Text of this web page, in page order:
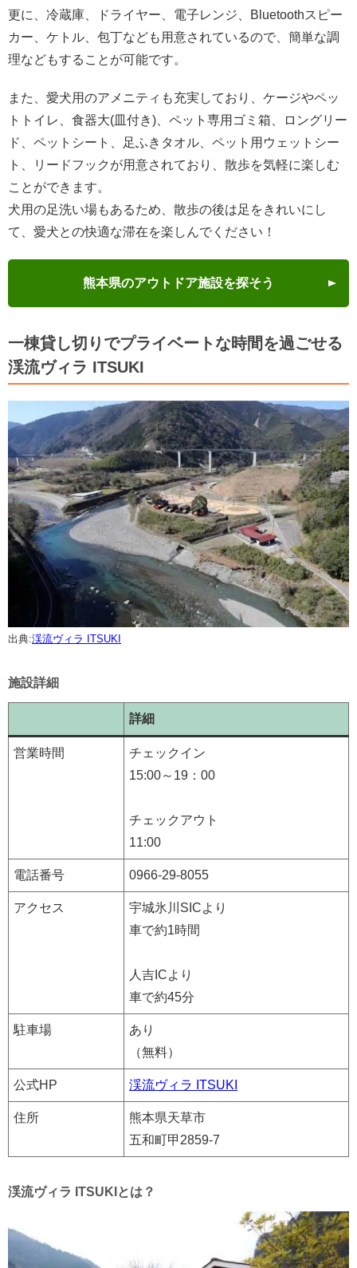
更に、冷蔵庫、ドライヤー、電子レンジ、Bluetoothスピー
カー、ケトル、包丁なども用意されているので、簡単な調
理などもすることが可能です。
また、愛犬用のアメニティも充実しており、ケージやペッ
トトイレ、食器大(皿付き)、ペット専用ゴミ箱、ロングリー
ド、ペットシート、足ふきタオル、ペット用ウェットシー
ト、リードフックが用意されており、散歩を気軽に楽しむ
ことができます。
犬用の足洗い場もあるため、散歩の後は足をきれいにし
て、愛犬との快適な滞在を楽しんでください！
熊本県のアウトドア施設を探そう
一棟貸し切りでプライベートな時間を過ごせる
渓流ヴィラ ITSUKI
出典:渓流ヴィラ ITSUKI
施設詳細
詳細
営業時間
チェックイン
15:00～19：00
チェックアウト
11:00
電話番号 0966-29-8055
アクセス
宇城氷川SICより
車で約1時間
人吉ICより
車で約45分
駐車場
あり
（無料）
公式HP 渓流ヴィラ ITSUKI
住所
熊本県天草市
五和町甲2859-7
渓流ヴィラ ITSUKIとは？